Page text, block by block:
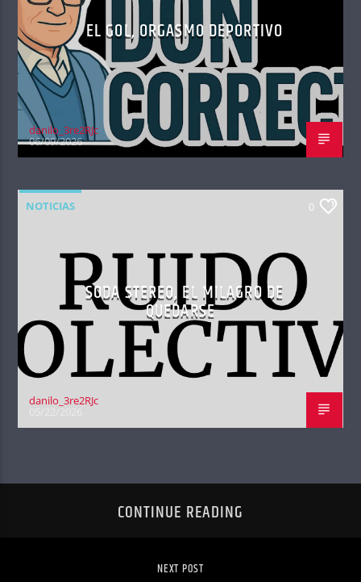
EL GOL, ORGASMO DEPORTIVO
danilo_3re2RJc
06/09/2026
NOTICIAS 0
SODA STEREO, EL MILAGRO DE
QUEDARSE
danilo_3re2RJc
CONTINUE READING
NEXT POST